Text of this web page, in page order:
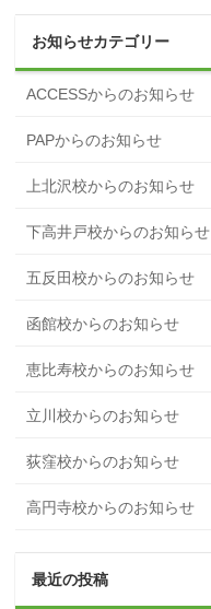
お知らせカテゴリー
ACCESSからのお知らせ
PAPからのお知らせ
上北沢校からのお知らせ
下高井戸校からのお知らせ
五反田校からのお知らせ
函館校からのお知らせ
恵比寿校からのお知らせ
立川校からのお知らせ
荻窪校からのお知らせ
高円寺校からのお知らせ
最近の投稿